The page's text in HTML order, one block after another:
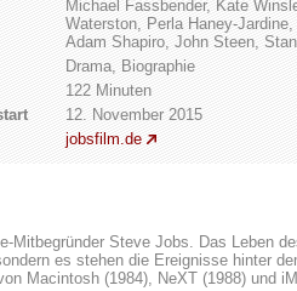
Michael Fassbender, Kate
Waterston, Perla Haney-
Adam Shapiro, John Steen,
Drama, Biographie
122 Minuten
12. November 2015
jobsfilm.de
Mitbegründer Steve Jobs. Das Leben
es stehen die Ereignisse hinter
Macintosh (1984), NeXT (1988) und